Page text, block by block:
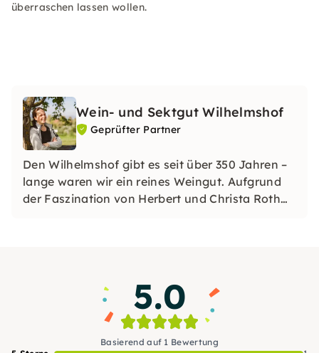
überraschen lassen wollen.
Wein- und Sektgut Wilhelmshof
Geprüfter Partner
Den Wilhelmshof gibt es seit über 350 Jahren –
lange waren wir ein reines Weingut. Aufgrund
der Faszination von Herbert und Christa Roth
5.0
Basierend auf 1 Bewertung